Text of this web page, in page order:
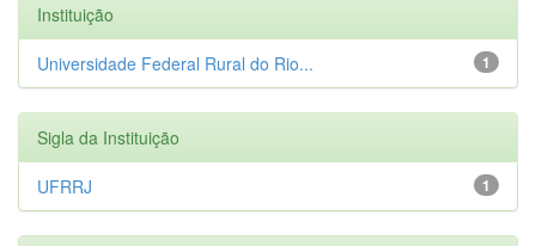
Instituição
1
Universidade Federal Rural do Rio...
Sigla da Instituição
1
UFRRJ